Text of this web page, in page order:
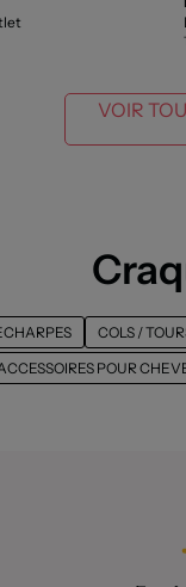
VOIR
COLS /
POUR